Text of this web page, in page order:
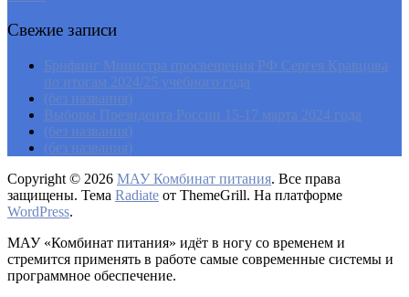
Свежие записи
Брифинг Министра просвещения РФ Сергея Кравцова
по итогам 2024/25 учебного года
(без названия)
Выборы Президента России 15-17 марта 2024 года
(без названия)
(без названия)
Copyright © 2026 МАУ Комбинат питания. Все права
защищены. Тема Radiate от ThemeGrill. На платформе
WordPress.
МАУ «Комбинат питания» идёт в ногу со временем и
стремится применять в работе самые современные системы и
программное обеспечение.